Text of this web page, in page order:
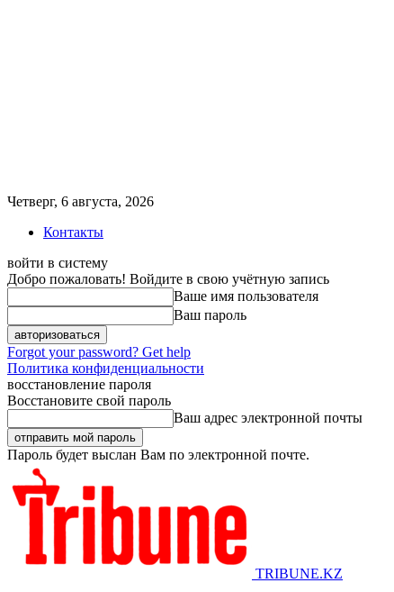
Четверг, 6 августа, 2026
Контакты
войти в систему
Добро пожаловать! Войдите в свою учётную запись
Ваше имя пользователя
Ваш пароль
Forgot your password? Get help
Политика конфиденциальности
восстановление пароля
Восстановите свой пароль
Ваш адрес электронной почты
Пароль будет выслан Вам по электронной почте.
TRIBUNE.KZ